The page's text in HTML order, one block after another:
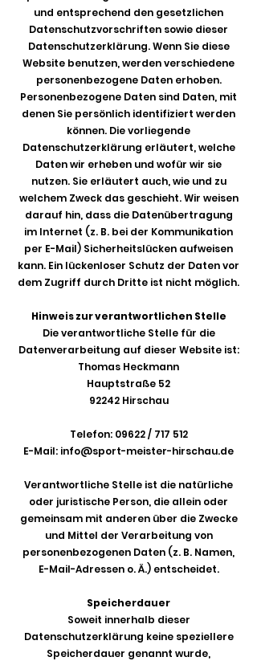
und entsprechend den gesetzlichen
Datenschutzvorschriften sowie dieser
Datenschutzerklärung. Wenn Sie diese
Website benutzen, werden verschiedene
personenbezogene Daten erhoben.
Personenbezogene Daten sind Daten, mit
denen Sie persönlich identifiziert werden
können. Die vorliegende
Datenschutzerklärung erläutert, welche
Daten wir erheben und wofür wir sie
nutzen. Sie erläutert auch, wie und zu
welchem Zweck das geschieht. Wir weisen
darauf hin, dass die Datenübertragung
im Internet (z. B. bei der Kommunikation
per E-Mail) Sicherheitslücken aufweisen
kann. Ein lückenloser Schutz der Daten vor
dem Zugriff durch Dritte ist nicht möglich.
Hinweis zur verantwortlichen Stelle
Die verantwortliche Stelle für die
Datenverarbeitung auf dieser Website ist:
Thomas Heckmann
Hauptstraße 52
92242 Hirschau
Telefon: 09622 / 717 512
E-Mail: info@sport-meister-hirschau.de
Verantwortliche Stelle ist die natürliche
oder juristische Person, die allein oder
gemeinsam mit anderen über die Zwecke
und Mittel der Verarbeitung von
personenbezogenen Daten (z. B. Namen,
E-Mail-Adressen o. Ä.) entscheidet.
Speicherdauer
Soweit innerhalb dieser
Datenschutzerklärung keine speziellere
Speicherdauer genannt wurde,